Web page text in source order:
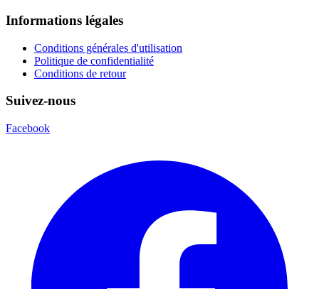
Informations légales
Conditions générales d'utilisation
Politique de confidentialité
Conditions de retour
Suivez-nous
Facebook